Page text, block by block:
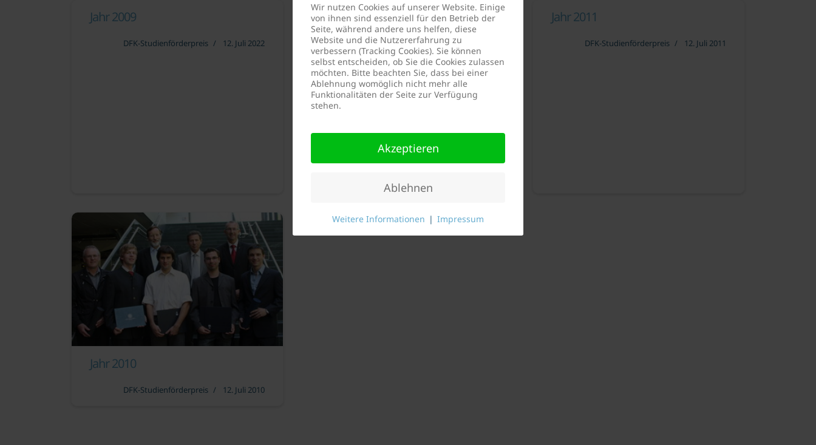
Jahr 2009
DFK-Studienförderpreis 12. Juli 2022
Jahr 2008
DFK-Studienförderpreis 12. Juli 2022
Jahr 2011
DFK-Studienförderpreis 12. Juli 2011
Jahr 2010
DFK-Studienförderpreis 12. Juli 2010
Wir nutzen Cookies auf unserer Website. Einige
von ihnen sind essenziell für den Betrieb der
Seite, während andere uns helfen, diese
Website und die Nutzererfahrung zu
verbessern (Tracking Cookies). Sie können
selbst entscheiden, ob Sie die Cookies zulassen
möchten. Bitte beachten Sie, dass bei einer
Ablehnung womöglich nicht mehr alle
Funktionalitäten der Seite zur Verfügung
stehen.
Akzeptieren
Ablehnen
Weitere Informationen | Impressum